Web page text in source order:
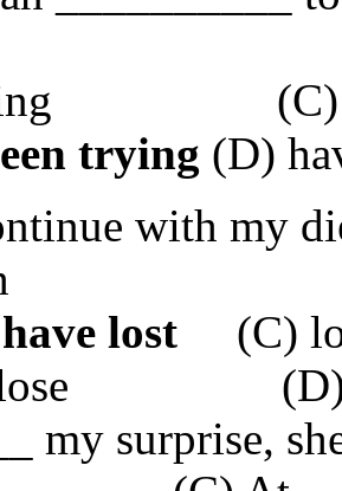
(C)
trying (D)
with my
lost (C)
lose (D)
my surprise,